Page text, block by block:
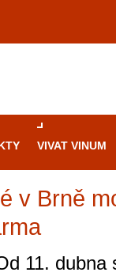
VIVAT VINUM
v Brně
11. dubna
Od